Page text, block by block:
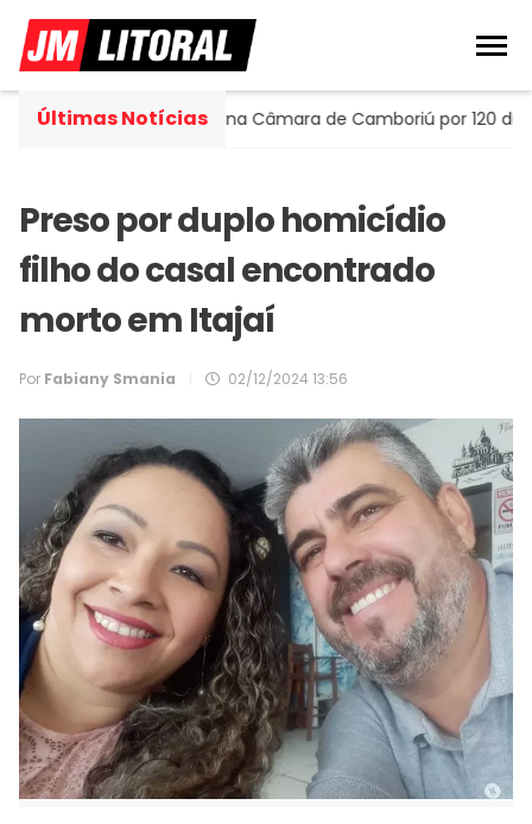
Últimas Notícias
assume cadeira na Câmara de Camboriú por 120 dias
Preso por duplo homicídio
filho do casal encontrado
morto em Itajaí
Por Fabiany Smania 02/12/2024 13:56